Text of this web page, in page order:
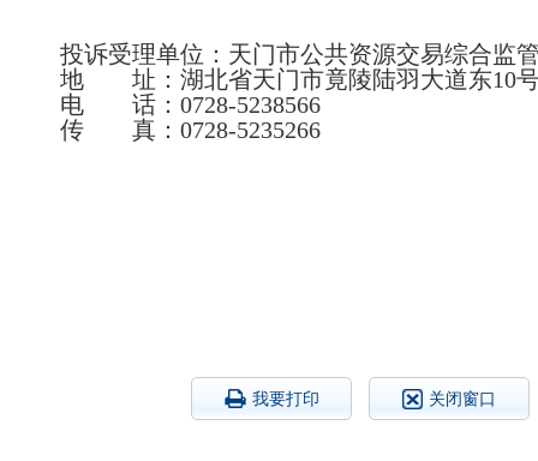
投诉受理单位： 天门市公共资源交易综合监
地 址： 湖北省天门市竟陵陆羽大道东10
电 话： 0728-5238566
传 真： 0728-5235266
我要打印 关闭窗口